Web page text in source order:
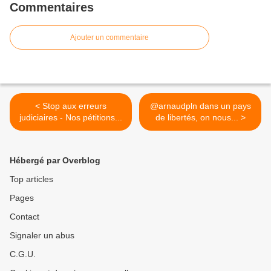
Commentaires
Ajouter un commentaire
< Stop aux erreurs
judiciaires - Nos pétitions...
@arnaudpln dans un pays
de libertés, on nous... >
Hébergé par Overblog
Top articles
Pages
Contact
Signaler un abus
C.G.U.